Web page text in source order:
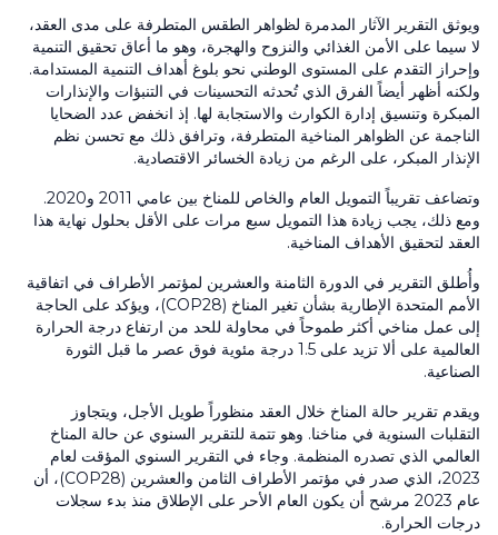
ويوثق التقرير الآثار المدمرة لظواهر الطقس المتطرفة على مدى العقد،
لا سيما على الأمن الغذائي والنزوح والهجرة، وهو ما أعاق تحقيق التنمية
وإحراز التقدم على المستوى الوطني نحو بلوغ أهداف التنمية المستدامة.
ولكنه أظهر أيضاً الفرق الذي تُحدثه التحسينات في التنبؤات والإنذارات
المبكرة وتنسيق إدارة الكوارث والاستجابة لها. إذ انخفض عدد الضحايا
الناجمة عن الظواهر المناخية المتطرفة، وترافق ذلك مع تحسن نظم
الإنذار المبكر، على الرغم من زيادة الخسائر الاقتصادية.
وتضاعف تقريباً التمويل العام والخاص للمناخ بين عامي 2011 و2020.
ومع ذلك، يجب زيادة هذا التمويل سبع مرات على الأقل بحلول نهاية هذا
العقد لتحقيق الأهداف المناخية.
وأُطلق التقرير في الدورة الثامنة والعشرين لمؤتمر الأطراف في اتفاقية
الأمم المتحدة الإطارية بشأن تغير المناخ (COP28)، ويؤكد على الحاجة
إلى عمل مناخي أكثر طموحاً في محاولة للحد من ارتفاع درجة الحرارة
العالمية على ألا تزيد على 1.5 درجة مئوية فوق عصر ما قبل الثورة
الصناعية.
ويقدم تقرير حالة المناخ خلال العقد منظوراً طويل الأجل، ويتجاوز
التقلبات السنوية في مناخنا. وهو تتمة للتقرير السنوي عن حالة المناخ
العالمي الذي تصدره المنظمة. وجاء في التقرير السنوي المؤقت لعام
2023، الذي صدر في مؤتمر الأطراف الثامن والعشرين (COP28)، أن
عام 2023 مرشح أن يكون العام الأحر على الإطلاق منذ بدء سجلات
درجات الحرارة.